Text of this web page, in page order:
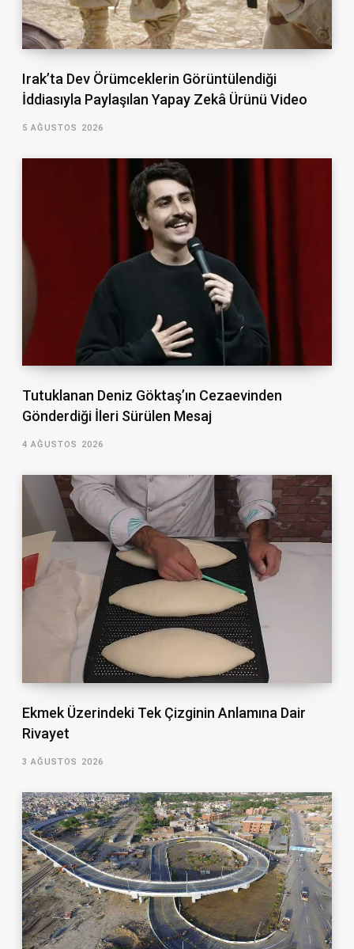
Irak’ta Dev Örümceklerin Görüntülendiği
İddiasıyla Paylaşılan Yapay Zekâ Ürünü Video
5 AĞUSTOS 2026
Tutuklanan Deniz Göktaş’ın Cezaevinden
Gönderdiği İleri Sürülen Mesaj
4 AĞUSTOS 2026
Ekmek Üzerindeki Tek Çizginin Anlamına Dair
Rivayet
3 AĞUSTOS 2026